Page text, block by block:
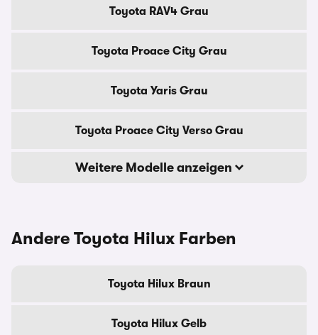
Toyota RAV4 Grau
Toyota Proace City Grau
Toyota Yaris Grau
Toyota Proace City Verso Grau
Weitere Modelle anzeigen
Andere Toyota Hilux Farben
Toyota Hilux Braun
Toyota Hilux Gelb